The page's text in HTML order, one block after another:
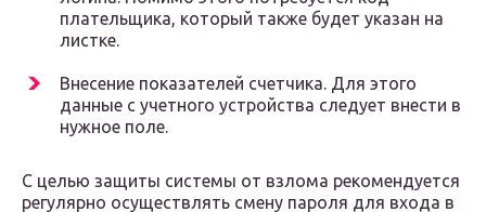
плательщика, который также будет указан на
листке.
Внесение показателей счетчика. Для этого
данные с учетного устройства следует внести в
нужное поле.
С целью защиты системы от взлома рекомендуется
регулярно осуществлять смену пароля для входа в